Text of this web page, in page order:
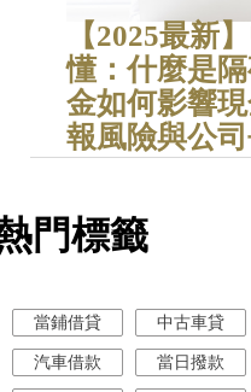
【2025最新
懂：什麼是
金如何影響
報風險與公
門標籤
當鋪借貸 中古車貸
汽車借款 當日撥款